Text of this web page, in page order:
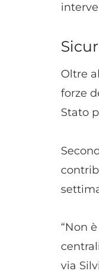
Oltre
forze
Stato
“Non
via